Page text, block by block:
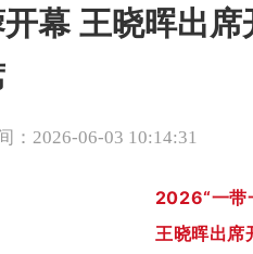
幕 王晓晖出席
：2026-06-03 10:14:31
2026“一带
王晓晖出席